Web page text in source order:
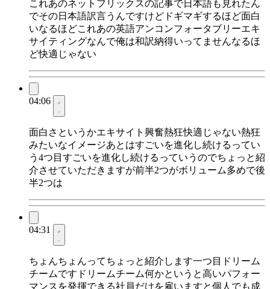
これあのネットフリックスの記事で日本語も見れたん
でその日本語訳言うんですけどドギマギするほど面白
いなるほどこれあの英語アンコンフォータブリーエキ
サイティングなんで俺は和訳納得いってませんなるほ
ど快適じゃない
04:06
面白さというかエキサイト興奮熱狂快適じゃない熱狂
みたいなイメージあとはすごいを進化し続けるってい
う4つ目すごいを進化し続けるっていうのでちょっと紹
介させていただきますが前半2つがボリューム多めで後
半2つは
04:31
ちょんちょんってちょっと紹介します一つ目ドリーム
チームですドリームチーム何かというと高いパフォー
マンスを発揮できる社員だけを雇いますと個人でも成